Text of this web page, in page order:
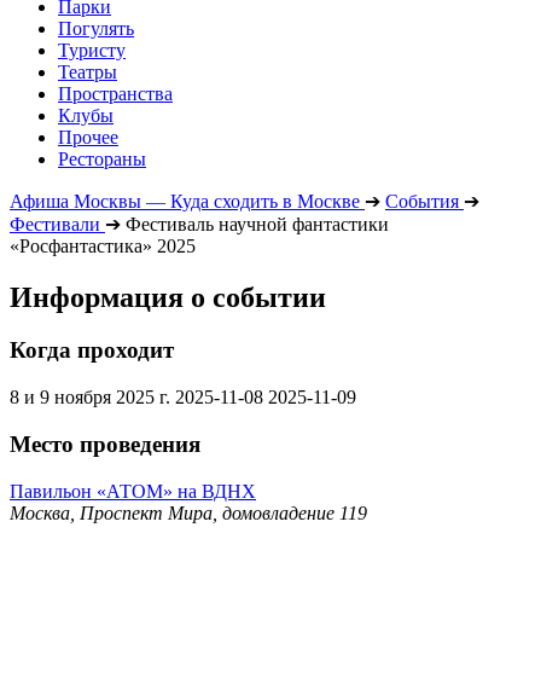
Парки
Погулять
Туристу
Театры
Пространства
Клубы
Прочее
Рестораны
Афиша Москвы — Куда сходить в Москве ➔ События ➔
Фестивали ➔ Фестиваль научной фантастики
«Росфантастика» 2025
Информация о событии
Когда проходит
8 и 9 ноября 2025 г. 2025-11-08 2025-11-09
Место проведения
Павильон «АТОМ» на ВДНХ
Москва, Проспект Мира, домовладение 119